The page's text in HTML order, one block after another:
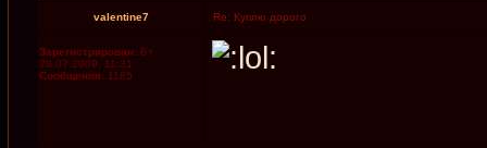
valentine7 Re: Куплю дорого
Зарегистрирован: Вт
28.07.2009, 11:31
Сообщения: 1185